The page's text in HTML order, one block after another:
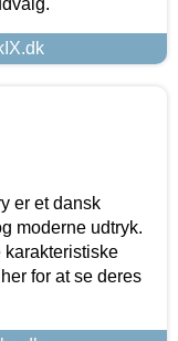
er et dansk
moderne udtryk.
karakteristiske
for at se deres